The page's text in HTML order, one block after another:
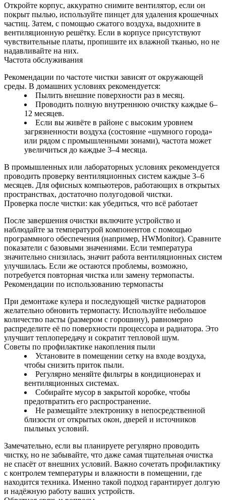
Откройте корпус, аккуратно снимите вентилятор, если он
покрыт пылью, используйте пинцет для удаления крошечных
частиц. Затем, с помощью сжатого воздуха, выдохните в
вентиляционную решётку. Если в корпусе присутствуют
чувствительные платы, пропишите их влажной тканью, но не
надавливайте на них.
Частота обслуживания
Рекомендации по частоте чистки зависят от окружающей
среды. В домашних условиях рекомендуется:
Пылить внешние поверхности раз в месяц.
Проводить полную внутреннюю очистку каждые 6–
12 месяцев.
Если вы живёте в районе с высоким уровнем
загрязненности воздуха (состояние «шумного города»
или рядом с промышленными зонами), частота может
увеличиться до каждые 3–4 месяца.
В промышленных или лабораторных условиях рекомендуется
проводить проверку вентиляционных систем каждые 3–6
месяцев. Для офисных компьютеров, работающих в открытых
пространствах, достаточно полугодовой чистки.
Проверка после чистки: как убедиться, что всё работает
После завершения очистки включите устройство и
наблюдайте за температурой компонентов с помощью
программного обеспечения (например, HWMonitor). Сравните
показатели с базовыми значениями. Если температура
значительно снизилась, значит работа вентиляционных систем
улучшилась. Если же остаются проблемы, возможно,
потребуется повторная чистка или замену термопасты.
Рекомендации по использованию термопасты
При демонтаже кулера и последующей чистке радиаторов
желательно обновить термопасту. Используйте небольшое
количество пасты (размером с горошину), равномерно
распределите её по поверхности процессора и радиатора. Это
улучшит теплопередачу и сократит тепловой шум.
Советы по профилактике накопления пыли
Установите в помещении сетку на входе воздуха,
чтобы снизить приток пыли.
Регулярно меняйте фильтры в кондиционерах и
вентиляционных системах.
Собирайте мусор в закрытой коробке, чтобы
предотвратить его распространение.
Не размещайте электронику в непосредственной
близости от открытых окон, дверей и источников
пыльных условий.
Замечательно, если вы планируете регулярно проводить
чистку, но не забывайте, что даже самая тщательная очистка
не спасёт от внешних условий. Важно сочетать профилактику
с контролем температуры и влажности в помещении, где
находится техника. Именно такой подход гарантирует долгую
и надёжную работу ваших устройств.